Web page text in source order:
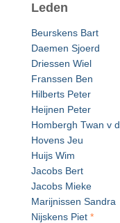
Leden
Beurskens Bart
Daemen Sjoerd
Driessen Wiel
Franssen Ben
Hilberts Peter
Heijnen Peter
Hombergh Twan v d
Hovens Jeu
Huijs Wim
Jacobs Bert
Jacobs Mieke
Marijnissen Sandra
Nijskens Piet *